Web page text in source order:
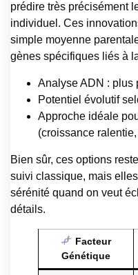
prédire très précisément
individuel. Ces
simple moyenne
gènes spécifiques liés à
Analyse ADN : plus
Potentiel évolutif
Approche idéale
(croissance
Bien sûr, ces options
suivi classique, mais
sérénité quand on veut
détails.
Facteur
Génétique